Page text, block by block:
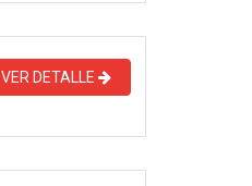
VER DETALLE